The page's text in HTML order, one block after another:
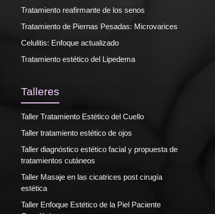
Tratamiento reafirmante de los senos
Tratamiento de Piernas Pesadas: Microvarices
Celulitis: Enfoque actualizado
Tratamiento estético del Lipedema
Talleres
Taller Tratamiento Estético del Cuello
Taller tratamiento estético de ojos
Taller diagnóstico estético facial y propuesta de
tratamientos cutáneos
Taller Masaje en las cicatrices post cirugía
estética
Taller Enfoque Estético de la Piel Paciente